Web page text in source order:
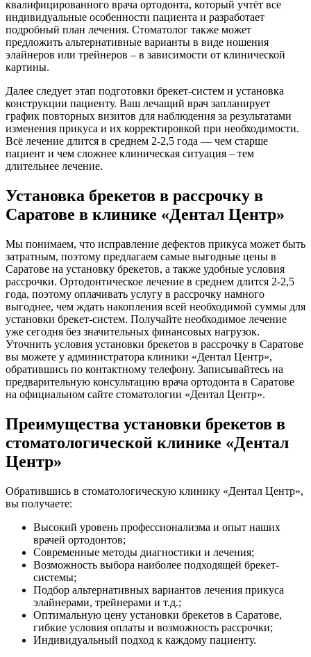
квалифицированного врача ортодонта, который учтёт все
индивидуальные особенности пациента и разработает
подробный план лечения. Стоматолог также может
предложить альтернативные варианты в виде ношения
элайнеров или трейнеров – в зависимости от клинической
картины.
Далее следует этап подготовки брекет-систем и установка
конструкции пациенту. Ваш лечащий врач запланирует
график повторных визитов для наблюдения за результатами
изменения прикуса и их корректировкой при необходимости.
Всё лечение длится в среднем 2-2,5 года — чем старше
пациент и чем сложнее клиническая ситуация – тем
длительнее лечение.
Установка брекетов в рассрочку в
Саратове в клинике «Дентал Центр»
Мы понимаем, что исправление дефектов прикуса может быть
затратным, поэтому предлагаем самые выгодные цены в
Саратове на установку брекетов, а также удобные условия
рассрочки. Ортодонтическое лечение в среднем длится 2-2,5
года, поэтому оплачивать услугу в рассрочку намного
выгоднее, чем ждать накопления всей необходимой суммы для
установки брекет-систем. Получайте необходимое лечение
уже сегодня без значительных финансовых нагрузок.
Уточнить условия установки брекетов в рассрочку в Саратове
вы можете у администратора клиники «Дентал Центр»,
обратившись по контактному телефону. Записывайтесь на
предварительную консультацию врача ортодонта в Саратове
на официальном сайте стоматологии «Дентал Центр».
Преимущества установки брекетов в
стоматологической клинике «Дентал
Центр»
Обратившись в стоматологическую клинику «Дентал Центр»,
вы получаете:
Высокий уровень профессионализма и опыт наших
врачей ортодонтов;
Современные методы диагностики и лечения;
Возможность выбора наиболее подходящей брекет-
системы;
Подбор альтернативных вариантов лечения прикуса
элайнерами, трейнерами и т.д.;
Оптимальную цену установки брекетов в Саратове,
гибкие условия оплаты и возможность рассрочки;
Индивидуальный подход к каждому пациенту.